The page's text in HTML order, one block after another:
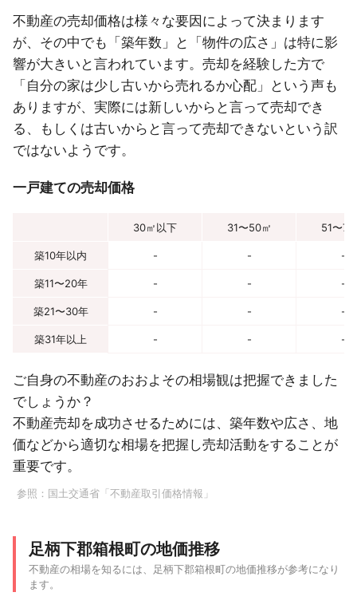
不動産の売却価格は様々な要因によって決まります
が、その中でも「築年数」と「物件の広さ」は特に影
響が大きいと言われています。売却を経験した方で
「自分の家は少し古いから売れるか心配」という声も
ありますが、実際には新しいからと言って売却でき
る、もしくは古いからと言って売却できないという訳
ではないようです。
一戸建ての売却価格
30㎡以下 31〜50㎡ 51〜70
築10年以内 - - -
築11〜20年 - - -
築21〜30年 - - -
築31年以上 - - -
ご自身の不動産のおおよその相場観は把握できました
でしょうか？
不動産売却を成功させるためには、築年数や広さ、地
価などから適切な相場を把握し売却活動をすることが
重要です。
参照： 国土交通省「不動産取引価格情報」
足柄下郡箱根町の地価推移
不動産の相場を知るには、足柄下郡箱根町の地価推移が参考になり
ます。